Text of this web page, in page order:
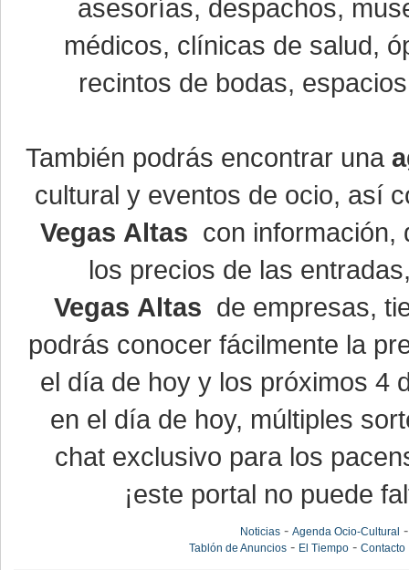
asesorías, despachos,
médicos, clínicas de salud,
recintos de bodas,
También podrás encontrar una
cultural y eventos de ocio, así
Vegas Altas con información,
los precios de las
Vegas Altas de empresas,
podrás conocer fácilmente la
el día de hoy y los próximos 4
en el día de hoy, múltiples
chat exclusivo para los
¡este portal no puede
Noticias -Agenda Ocio-Cultural
Tablón de Anuncios - El Tiempo -Contacto